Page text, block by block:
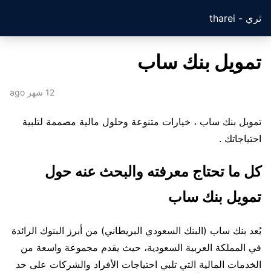
ثري - tharei
تمويل بنك ساب
12 شهر ago
تمويل بنك ساب ، خيارات متنوعة وحلول مالية مصممة لتلبية
احتياجاتك .
كل ما تحتاج معرفته والبحث عنه حول
تمويل بنك ساب
يُعد بنك ساب (البنك السعودي البريطاني) من أبرز البنوك الرائدة
في المملكة العربية السعودية، حيث يقدم مجموعة واسعة من
الخدمات المالية التي تلبي احتياجات الأفراد والشركات على حد